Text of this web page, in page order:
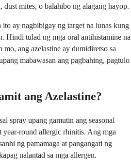
dust mites, o balahibo ng alagang hayop.
ito ay nagbibigay ng target na lunas kung
Hindi tulad ng mga oral antihistamine na
mo, ang azelastine ay dumidiretso sa
mabawasan ang pagbahing, pagtulo
ang Azelastine?
spray upang gamutin ang seasonal
round allergic rhinitis. Ang mga
ng pamamaga at pangangati ng
nalantad sa mga allergen.